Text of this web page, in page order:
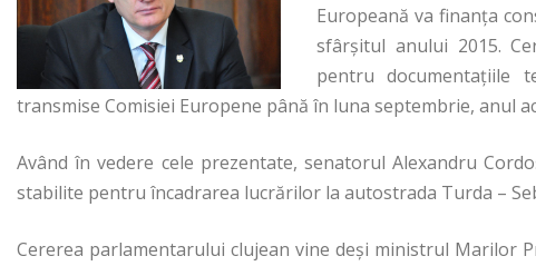
Europeană va finanţa
sfârşitul anului 2015.
pentru documentaţiile
transmise Comisiei Europene până în luna septembrie, anul
Având în vedere cele prezentate, senatorul Alexandru
stabilite pentru încadrarea lucrărilor la autostrada Turda –
Cererea parlamentarului clujean vine deşi ministrul Marilor